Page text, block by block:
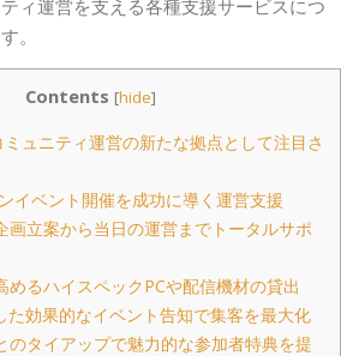
ィ運営を支える各種支援サービスにつ
。
Contents [hide]
ュニティ運営の新たな拠点として注目さ
イベント開催を成功に導く運営支援
画立案から当日の運営までトータルサポ
めるハイスペックPCや配信機材の貸出
た効果的なイベント告知で集客を最大化
のタイアップで魅力的な参加者特典を提